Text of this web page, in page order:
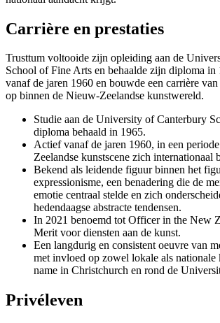
Carrière en prestaties
Trusttum voltooide zijn opleiding aan de
School of Fine Arts en behaalde zijn diploma
vanaf de jaren 1960 en bouwde een carrière
op binnen de Nieuw-Zeelandse kunstwereld.
Studie aan de University of Canterbury
diploma behaald in 1965.
Actief vanaf de jaren 1960, in een
Zeelandse kunstscene zich internationaal
Bekend als leidende figuur binnen het
expressionisme, een benadering die de
emotie centraal stelde en zich
hedendaagse abstracte tendensen.
In 2021 benoemd tot Officer in the New
Merit voor diensten aan de kunst.
Een langdurig en consistent oeuvre van
met invloed op zowel lokale als nationale
name in Christchurch en rond de
Privéleven